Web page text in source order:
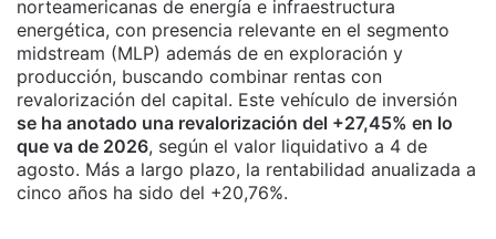
norteamericanas de energía e infraestructura
energética, con presencia relevante en el segmento
midstream (MLP) además de en exploración y
producción, buscando combinar rentas con
revalorización del capital. Este vehículo de inversión
se ha anotado una revalorización del +27,45% en lo
que va de 2026, según el valor liquidativo a 4 de
agosto. Más a largo plazo, la rentabilidad anualizada a
cinco años ha sido del +20,76%.